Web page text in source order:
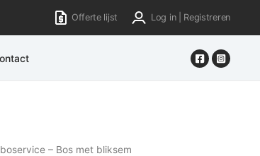
Offerte lijst Log in | Registreren
– Bos met bliksem